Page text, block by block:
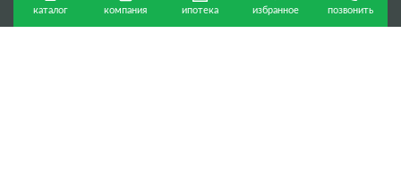
каталог компания ипотека избранное позвонить